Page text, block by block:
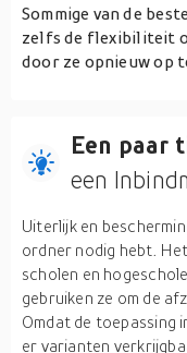
Sommige van de
zelfs de flexibiliteit
door ze opnieuw op
Een paar
een
Uiterlijk en
ordner nodig hebt.
scholen en
gebruiken ze om de
Omdat de toepassing
er varianten